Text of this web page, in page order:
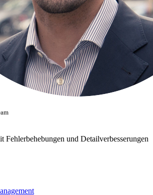
Fehlerbehebungen und Detailverbesserungen